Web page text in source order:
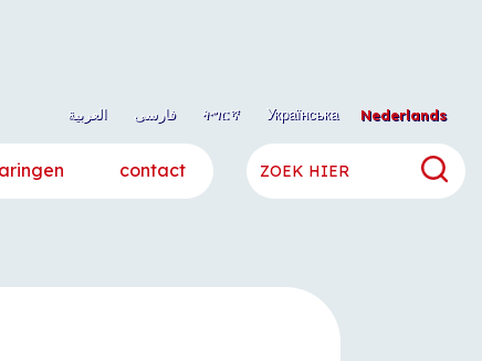
Nederlands العربية فارسی ትግርኛ Українська
contact